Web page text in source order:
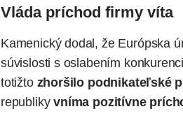
Vláda príchod firmy víta
Kamenický dodal, že Európska
súvislosti s oslabením
totižto zhoršilo podnikateľské
republikyvníma pozitívne